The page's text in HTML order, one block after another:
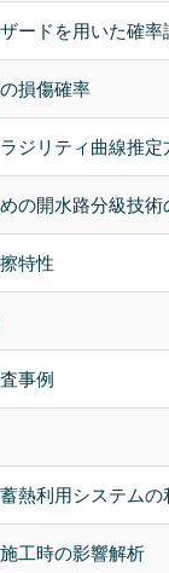
ードを用いた確
損傷確率
ジリティ曲線推定
の開水路分級技
特性
事例
熱利用システムの
工時の影響解析